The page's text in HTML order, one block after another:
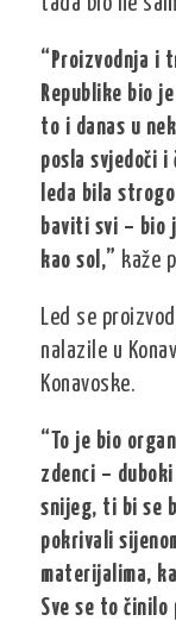
“Proizvodnja i
Republike bio
to i danas u
posla svjedoči
leda bila
baviti svi – bio
kao sol,” kaže
Led se
nalazile u
Konavoske.
“To je bio
zdenci –
snijeg, ti bi se
pokrivali
materijalima,
Sve se to činilo